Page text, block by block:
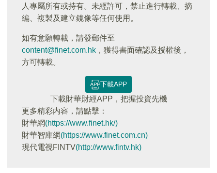
人專屬所有或持有。未經許可，禁止進行轉載、摘
編、複製及建立鏡像等任何使用。
如有意願轉載，請發郵件至
content@finet.com.hk ，獲得書面確認及授權後，
方可轉載。
下載APP
下載財華財經APP，把握投資先機
更多精彩内容，請點擊：
財華網(https://www.finet.hk/)
財華智庫網(https://www.finet.com.cn)
現代電視FINTV(http://www.fintv.hk)